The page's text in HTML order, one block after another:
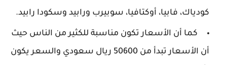
كودياك، فابيا، أوكتافيا، سوبيرب ورابيد وسكودا رابيد.
كما أن الأسعار تكون مناسبة للكثير من الناس حيث
أن الأسعار تبدأ من 50600 ريال سعودي والسعر يكون